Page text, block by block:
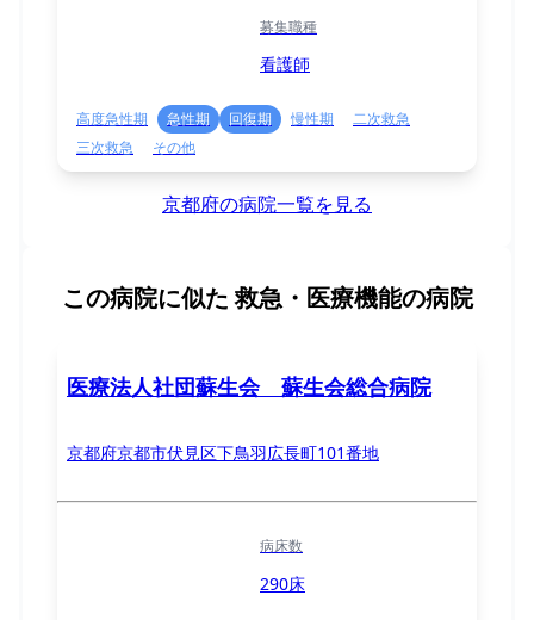
募集職種
看護師
高度急性期 急性期 回復期 慢性期
二次救急
三次救急
その他
京都府の病院一覧を見る
この病院に似た 救急・医療機能の病院
医療法人社団蘇生会 蘇生会総合病院
京都府京都市伏見区下鳥羽広長町101番地
病床数
290床